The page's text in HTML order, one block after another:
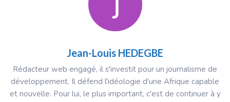
Jean-Louis HEDEGBE
Rédacteur web engagé, il s'investit pour un journalisme de
développement. Il défend l'idéologie d'une Afrique capable
et nouvelle. Pour lui, le plus important, c'est de continuer à y